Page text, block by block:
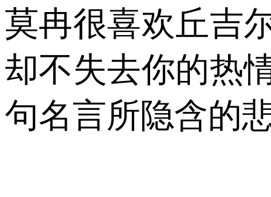
莫冉很喜欢丘吉
却不失去你的热
句名言所隐含的